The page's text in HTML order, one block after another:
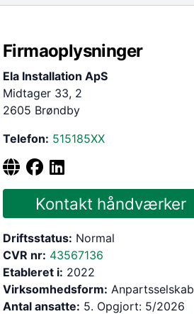
Firmaoplysninger
Ela Installation ApS
Midtager 33, 2
2605 Brøndby
Telefon: 515185XX
Kontakt håndværker
Driftsstatus: Normal
CVR nr: 43567136
Etableret i: 2022
Virksomhedsform: Anpartsselskab
Antal ansatte: 5. Opgjort: 5/2026